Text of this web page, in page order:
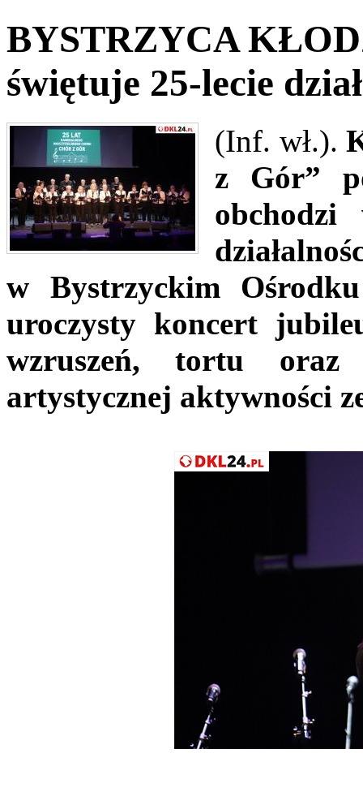
BYSTRZYCA
świętuje 25-lecie
(Inf. wł.).
z Gór”
w Bystrzyckim
uroczysty koncert
wzruszeń, tortu oraz
artystycznej aktywności